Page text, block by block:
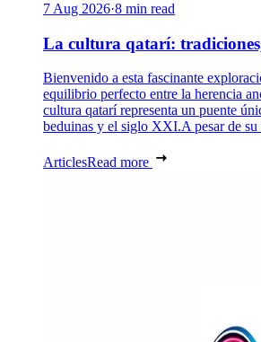
7 Aug 2026·8 min read
La cultura qatarí:
Bienvenido a esta fascinante
equilibrio perfecto entre la herencia
cultura qatarí representa un puente
beduinas y el siglo XXI.A pesar de su
ArticlesRead more